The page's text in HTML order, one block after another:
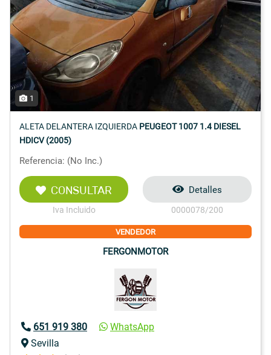
1
ALETA DELANTERA IZQUIERDA PEUGEOT 1007 1.4 DIESEL
HDICV (2005)
Referencia: (No Inc.)
CONSULTAR
Iva Incluido
Detalles
0000078/200
VENDEDOR
FERGONMOTOR
651 919 380
WhatsApp
Sevilla